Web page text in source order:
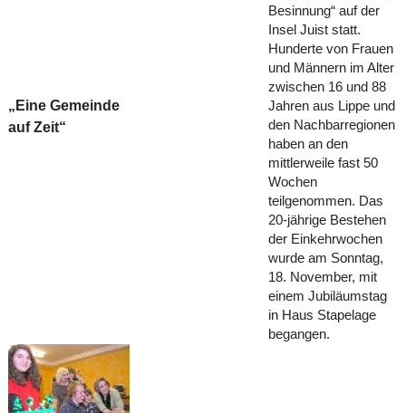
„Eine Gemeinde
auf Zeit“
Besinnung“ auf der
Insel Juist statt.
Hunderte von Frauen
und Männern im Alter
zwischen 16 und 88
Jahren aus Lippe und
den Nachbarregionen
haben an den
mittlerweile fast 50
Wochen
teilgenommen. Das
20-jährige Bestehen
der Einkehrwochen
wurde am Sonntag,
18. November, mit
einem Jubiläumstag
in Haus Stapelage
begangen.